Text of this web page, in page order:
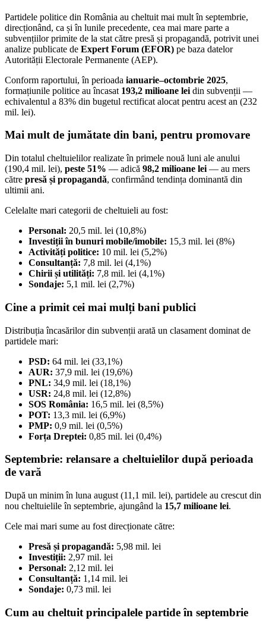
Partidele politice din România au cheltuit mai mult în septembrie,
direcționând, ca și în lunile precedente, cea mai mare parte a
subvențiilor primite de la stat către presă și propagandă, potrivit unei
analize publicate de Expert Forum (EFOR) pe baza datelor
Autorității Electorale Permanente (AEP).
Conform raportului, în perioada ianuarie–octombrie 2025,
formațiunile politice au încasat 193,2 milioane lei din subvenții —
echivalentul a 83% din bugetul rectificat alocat pentru acest an (232
mil. lei).
Mai mult de jumătate din bani, pentru promovare
Din totalul cheltuielilor realizate în primele nouă luni ale anului
(190,4 mil. lei), peste 51% — adică 98,2 milioane lei — au mers
către presă și propagandă, confirmând tendința dominantă din
ultimii ani.
Celelalte mari categorii de cheltuieli au fost:
Personal: 20,5 mil. lei (10,8%)
Investiții în bunuri mobile/imobile: 15,3 mil. lei (8%)
Activități politice: 10 mil. lei (5,2%)
Consultanță: 7,8 mil. lei (4,1%)
Chirii și utilități: 7,8 mil. lei (4,1%)
Sondaje: 5,1 mil. lei (2,7%)
Cine a primit cei mai mulți bani publici
Distribuția încasărilor din subvenții arată un clasament dominat de
partidele mari:
PSD: 64 mil. lei (33,1%)
AUR: 37,9 mil. lei (19,6%)
PNL: 34,9 mil. lei (18,1%)
USR: 24,8 mil. lei (12,8%)
SOS România: 16,5 mil. lei (8,5%)
POT: 13,3 mil. lei (6,9%)
PMP: 0,9 mil. lei (0,5%)
Forța Dreptei: 0,85 mil. lei (0,4%)
Septembrie: relansare a cheltuielilor după perioada
de vară
După un minim în luna august (11,1 mil. lei), partidele au crescut din
nou cheltuielile în septembrie, ajungând la 15,7 milioane lei.
Cele mai mari sume au fost direcționate către:
Presă și propagandă: 5,98 mil. lei
Investiții: 2,97 mil. lei
Personal: 2,12 mil. lei
Consultanță: 1,14 mil. lei
Sondaje: 0,73 mil. lei
Cum au cheltuit principalele partide în septembrie